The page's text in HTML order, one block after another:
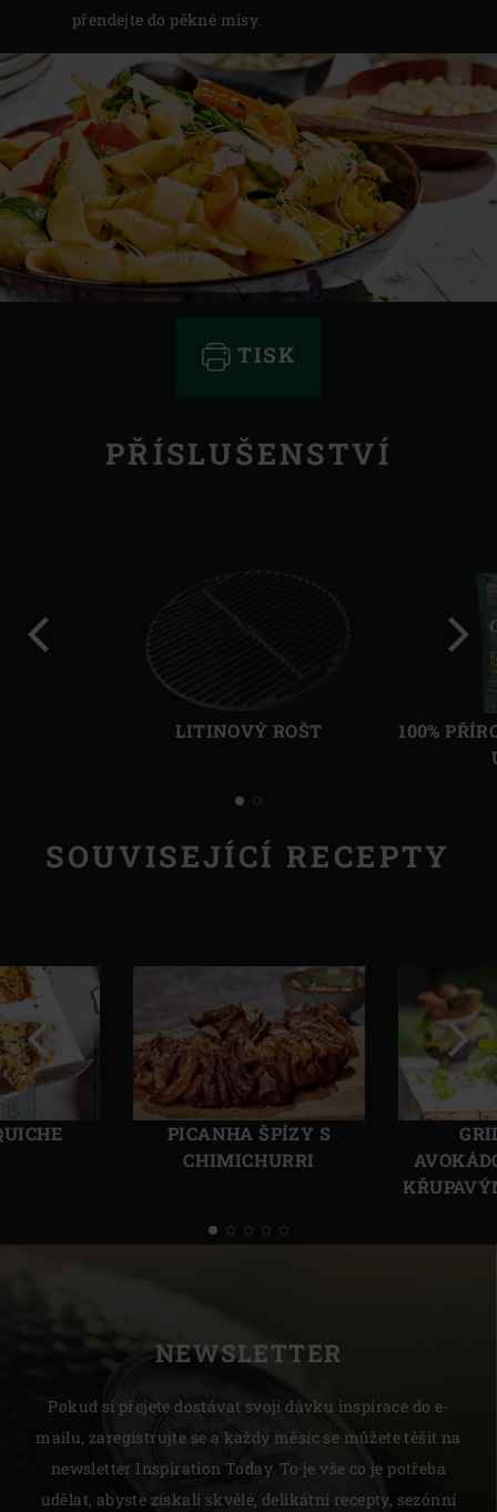
přendejte do pěkné mísy.
TISK
PŘÍSLUŠENSTVÍ
LITINOVÝ ROŠT
100%
Další
SOUVISEJÍCÍ RECEPTY
PICANHA ŠPÍZY S
CHIMICHURRI
Předchozí Další
NEWSLETTER
Pokud si přejete dostávat svoji dávku inspirace do e-
mailu, zaregistrujte se a každý měsíc se můžete těšit na
newsletter Inspiration Today. To je vše co je potřeba
udělat, abyste získali skvělé, delikátní recepty, sezónní